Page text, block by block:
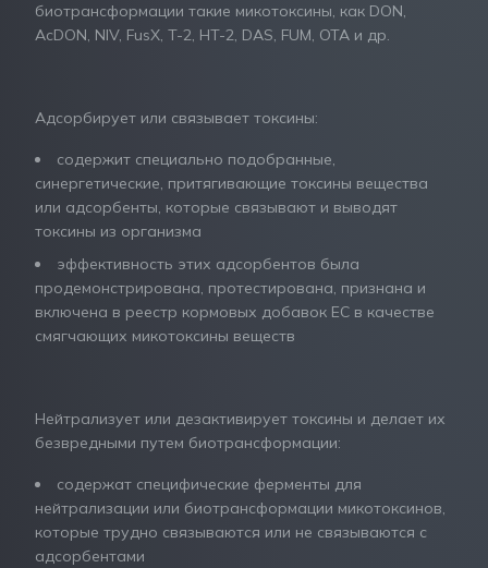
биотрансформации такие микотоксины, как DON,
AcDON, NIV, FusX, T-2, HT-2, DAS, FUM, OTA и др.
Адсорбирует или связывает токсины:
содержит специально подобранные,
синергетические, притягивающие токсины вещества
или адсорбенты, которые связывают и выводят
токсины из организма
эффективность этих адсорбентов была
продемонстрирована, протестирована, признана и
включена в реестр кормовых добавок ЕС в качестве
смягчающих микотоксины веществ
Нейтрализует или дезактивирует токсины и делает их
безвредными путем биотрансформации:
содержат специфические ферменты для
нейтрализации или биотрансформации микотоксинов,
которые трудно связываются или не связываются с
адсорбентами